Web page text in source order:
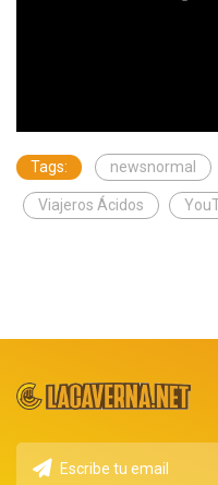
Tags: newsnormal
Viajeros Ácidos